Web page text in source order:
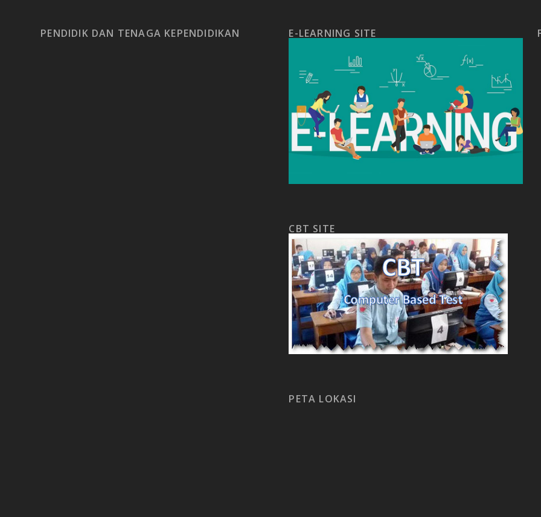
PENDIDIK DAN TENAGA KEPENDIDIKAN E-LEARNING SITE
CBT SITE
PETA LOKASI